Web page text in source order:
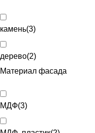
камень(3)
дерево(2)
Материал фасада
МДФ(3)